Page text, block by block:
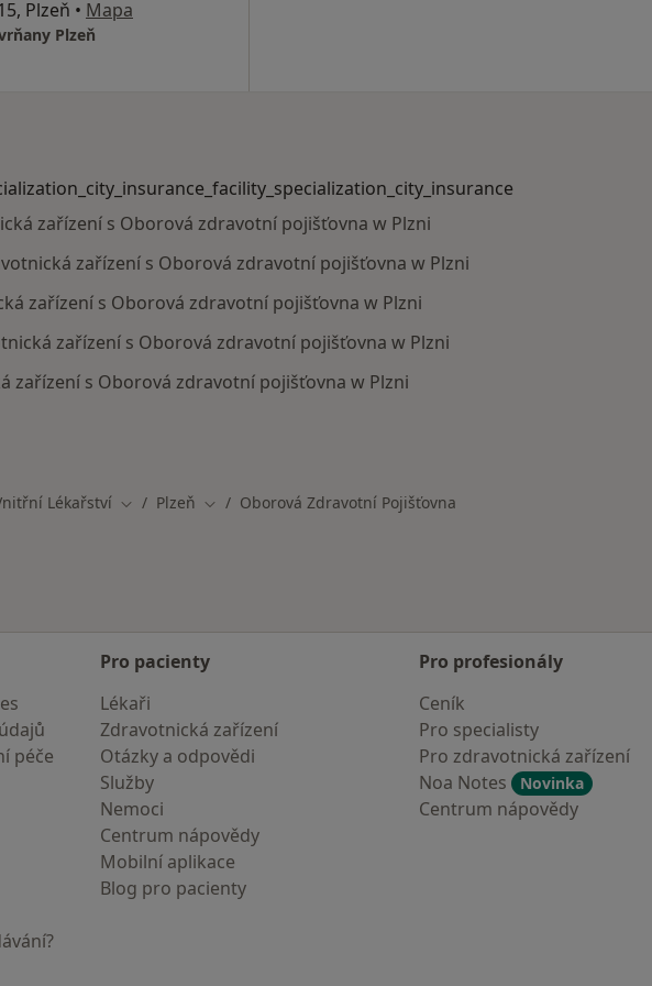
Plzeň • Mapa
Plzeň
zařízení s Oborová zdravotní pojišťovna w Plzni
zařízení s Oborová zdravotní pojišťovna w Plzni
zařízení s Oborová zdravotní pojišťovna w Plzni
zařízení s Oborová zdravotní pojišťovna w Plzni
zařízení s Oborová zdravotní pojišťovna w Plzni
Lékařství Změna města
Plzeň Změna města
Oborová Zdravotní Pojišťovna
péče
Pro pacienty
Lékaři
Zdravotnická zařízení
Otázky a odpovědi
Služby
Nemoci
Centrum nápovědy
Mobilní aplikace
Blog pro pacienty
Pro profesionály
Ceník
Pro specialisty
Pro zdravotnická zařízení
Noa Notes
Novinka
Centrum nápovědy